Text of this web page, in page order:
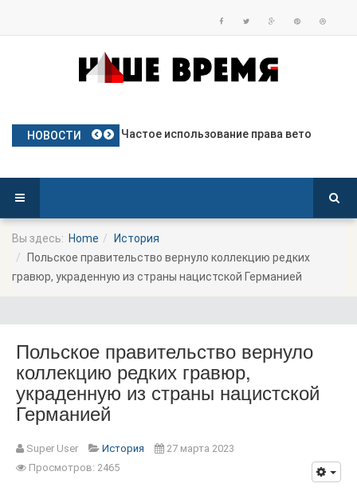
НОВОСТИ План Польши по предоставлению бе
Частое использование права вето
Польские яблоки готовятся к дебю
Посол Украины в Польше готовится
Польша опережает Германию по тем
Вы здесь: Home
История
Польское правительство вернуло коллекцию редких
гравюр, украденную из страны нацистской Германией
Польское правительство вернуло
коллекцию редких гравюр,
украденную из страны нацистской
Германией
Super User История
27 марта 2023
Просмотров: 2465